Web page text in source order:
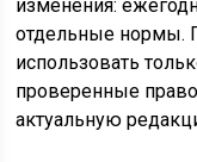
изменения:
отдельные нормы.
использовать
проверенные
актуальную